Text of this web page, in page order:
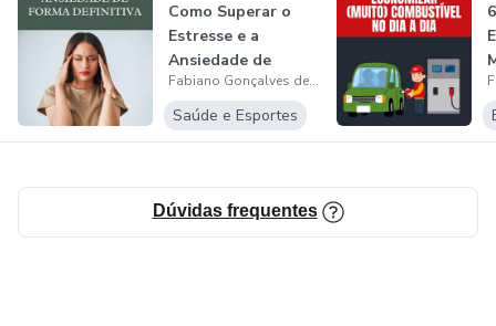
sua felicidade não depende de dinheiro, carreira ou status
vida. Tudo começa com você.
Como Superar o
Estresse e a
Ansiedade de
Forma Definitiva
Fabiano Gonçalves de Souza
Saúde e Esportes
Dúvidas frequentes